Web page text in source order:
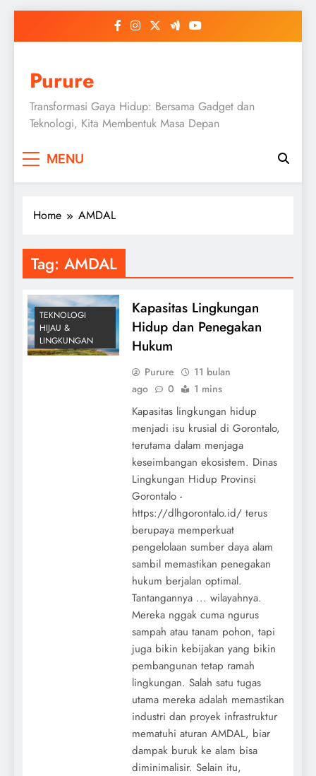
Purure
Transformasi Gaya Hidup: Bersama Gadget dan
Teknologi, Kita Membentuk Masa Depan
MENU
Home AMDAL
Tag: AMDAL
TEKNOLOGI
HIJAU &
LINGKUNGAN
Kapasitas Lingkungan
Hidup dan Penegakan
Hukum
Purure
11 bulan
ago
0 1 mins
Kapasitas lingkungan hidup
menjadi isu krusial di Gorontalo,
terutama dalam menjaga
keseimbangan ekosistem. Dinas
Lingkungan Hidup Provinsi
Gorontalo -
https://dlhgorontalo.id/ terus
berupaya memperkuat
pengelolaan sumber daya alam
sambil memastikan penegakan
hukum berjalan optimal.
Tantangannya ... wilayahnya.
Mereka nggak cuma ngurus
sampah atau tanam pohon, tapi
juga bikin kebijakan yang bikin
pembangunan tetap ramah
lingkungan. Salah satu tugas
utama mereka adalah memastikan
industri dan proyek infrastruktur
mematuhi aturan AMDAL, biar
dampak buruk ke alam bisa
diminimalisir. Selain itu,